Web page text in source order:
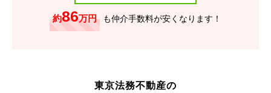
約86万円 も仲介手数料が安くなります！
東京法務不動産の